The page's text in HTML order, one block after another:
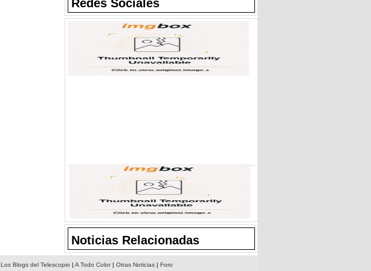
Redes Sociales
Noticias Relacionadas
Los Blogs del Telescopio | A Todo Color| Otras Noticias| Foro